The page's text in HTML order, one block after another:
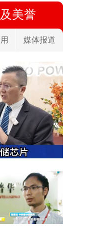
限公司
的海南省建筑行业研究报告，
面，数据详实可靠，研究结论
的项目开发有一定帮助。另
户经理赵勇在整个过程中表现
美誉
媒体报道